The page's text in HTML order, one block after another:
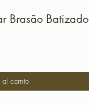
Brasão Batizado
carrito